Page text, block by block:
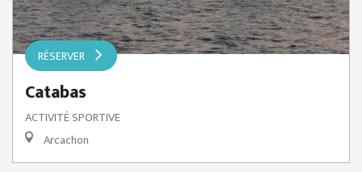
RÉSERVER
Catabas
ACTIVITÉ SPORTIVE
Arcachon